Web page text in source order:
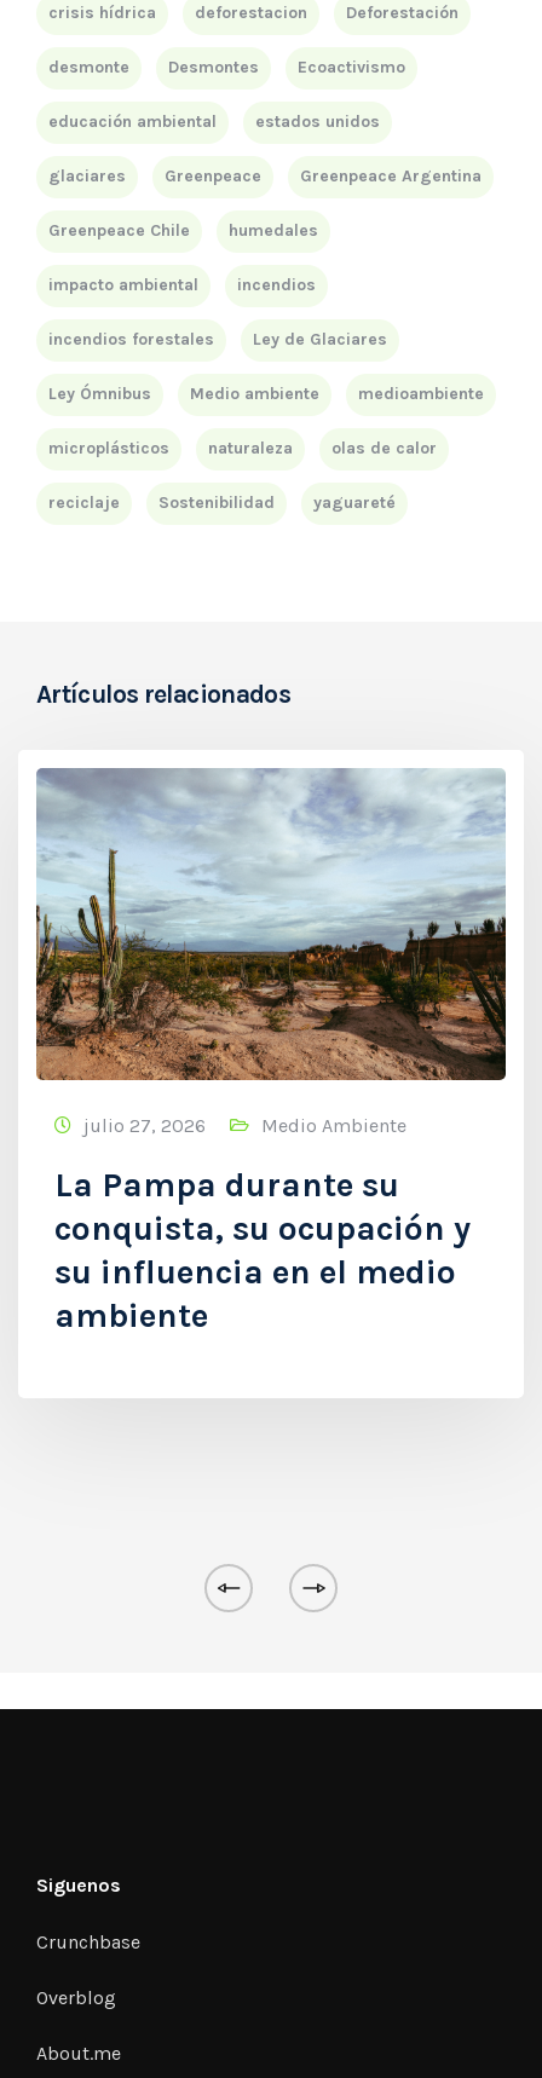
crisis hídrica deforestacion Deforestación
desmonte Desmontes Ecoactivismo
educación ambiental estados unidos
glaciares Greenpeace Greenpeace Argentina
Greenpeace Chile humedales
impacto ambiental incendios
incendios forestales Ley de Glaciares
Ley Ómnibus Medio ambiente medioambiente
microplásticos naturaleza olas de calor
reciclaje Sostenibilidad yaguareté
Artículos relacionados
julio 27, 2026 Medio Ambiente
La Pampa durante su
conquista, su ocupación y
su influencia en el medio
ambiente
Siguenos
Crunchbase
Overblog
About.me